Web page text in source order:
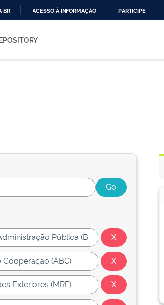
BR ACESSO À INFORMAÇÃO PARTICIPE